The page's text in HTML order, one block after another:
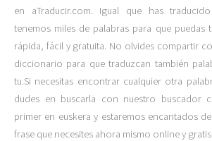
en aTraducir.com. Igual que has
tenemos miles de palabras para que puedas
rápida, fácil y gratuita. No olvides compartir
diccionario para que traduzcan también
tu.Si necesitas encontrar cualquier otra
dudes en buscarla con nuestro buscador
primer en euskera y estaremos encantados
frase que necesites ahora mismo online y gratis.